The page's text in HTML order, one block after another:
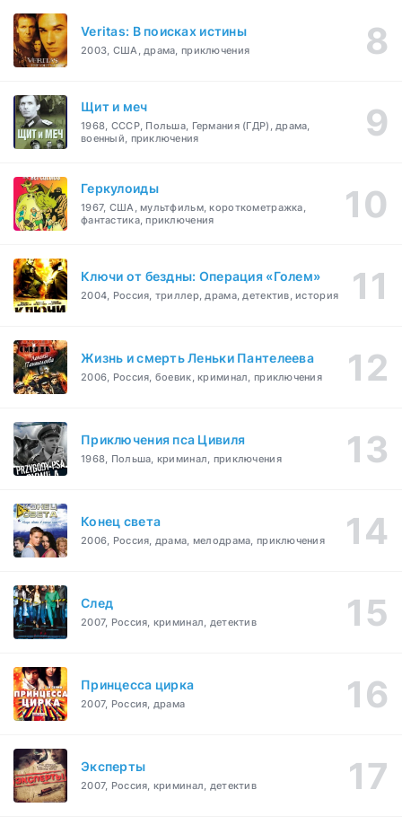
Veritas: В поисках истины
2003, США, драма, приключения
Щит и меч
1968, СССР, Польша, Германия (ГДР), драма,
военный, приключения
Геркулоиды
1967, США, мультфильм, короткометражка,
фантастика, приключения
Ключи от бездны: Операция «Голем»
2004, Россия, триллер, драма, детектив, история
Жизнь и смерть Леньки Пантелеева
2006, Россия, боевик, криминал, приключения
Приключения пса Цивиля
1968, Польша, криминал, приключения
Конец света
2006, Россия, драма, мелодрама, приключения
След
2007, Россия, криминал, детектив
Принцесса цирка
2007, Россия, драма
Эксперты
2007, Россия, криминал, детектив